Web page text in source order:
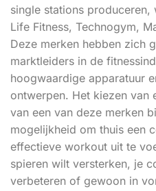
single stations produceren,
Life Fitness, Technogym,
Deze merken hebben zich
marktleiders in de
hoogwaardige apparatuur
ontwerpen. Het kiezen van
van een van deze merken
mogelijkheid om thuis een
effectieve workout uit te
spieren wilt versterken, je
verbeteren of gewoon in